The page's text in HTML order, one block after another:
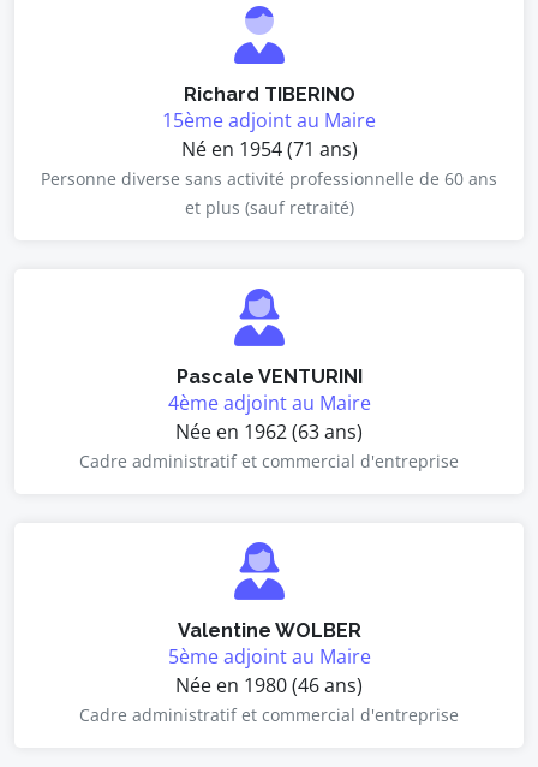
Richard TIBERINO
15ème adjoint au Maire
Né en 1954 (71 ans)
Personne diverse sans activité professionnelle de 60 ans
et plus (sauf retraité)
Pascale VENTURINI
4ème adjoint au Maire
Née en 1962 (63 ans)
Cadre administratif et commercial d'entreprise
Valentine WOLBER
5ème adjoint au Maire
Née en 1980 (46 ans)
Cadre administratif et commercial d'entreprise